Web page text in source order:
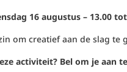
16 augustus – 13.00
om creatief aan de slag te
activiteit? Bel om je aan